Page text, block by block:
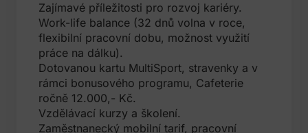
Zajímavé příležitosti pro rozvoj kariéry.
Work-life balance (32 dnů volna v roce,
flexibilní pracovní dobu, možnost využití
práce na dálku).
Dotovanou kartu MultiSport, stravenky a v
rámci bonusového programu, Cafeterie
ročně 12.000,- Kč.
Vzdělávací kurzy a školení.
Zaměstnanecký mobilní tarif, pracovní